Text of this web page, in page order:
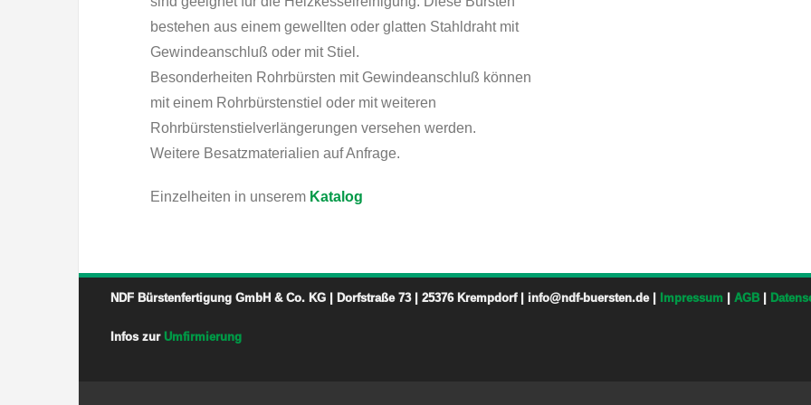
bestehen aus einem gewellten oder glatten Stahldraht mit
Gewindeanschluß oder mit Stiel.
Besonderheiten Rohrbürsten mit Gewindeanschluß können
mit einem Rohrbürstenstiel oder mit weiteren
Rohrbürstenstielverlängerungen versehen werden.
Weitere Besatzmaterialien auf Anfrage.
Einzelheiten in unserem Katalog
NDF Bürstenfertigung GmbH & Co. KG | Dorfstraße 73 | 25376 Krempdorf | info@ndf-buersten.de | Impressum AGB|
Infos zur Umfirmierung